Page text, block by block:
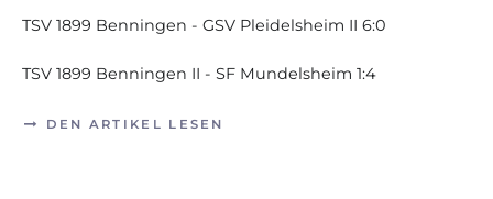
TSV 1899 Benningen - GSV Pleidelsheim II 6:0
TSV 1899 Benningen II - SF Mundelsheim 1:4
DEN ARTIKEL LESEN